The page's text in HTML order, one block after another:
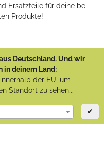
Ersatzteile für deine bei
Produkte!
Deutschland. Und wir
in deinem Land:
der EU, um
Standort zu sehen...
✔